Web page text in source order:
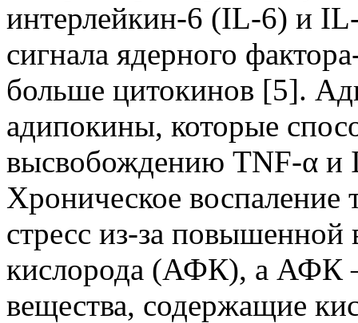
интерлейкин-6 (IL-6) и
сигнала ядерного
больше цитокинов [5].
адипокины, которые
высвобождению TNF-α и
Хроническое воспаление
стресс из-за
кислорода (АФК), а АФК
вещества, содержащие